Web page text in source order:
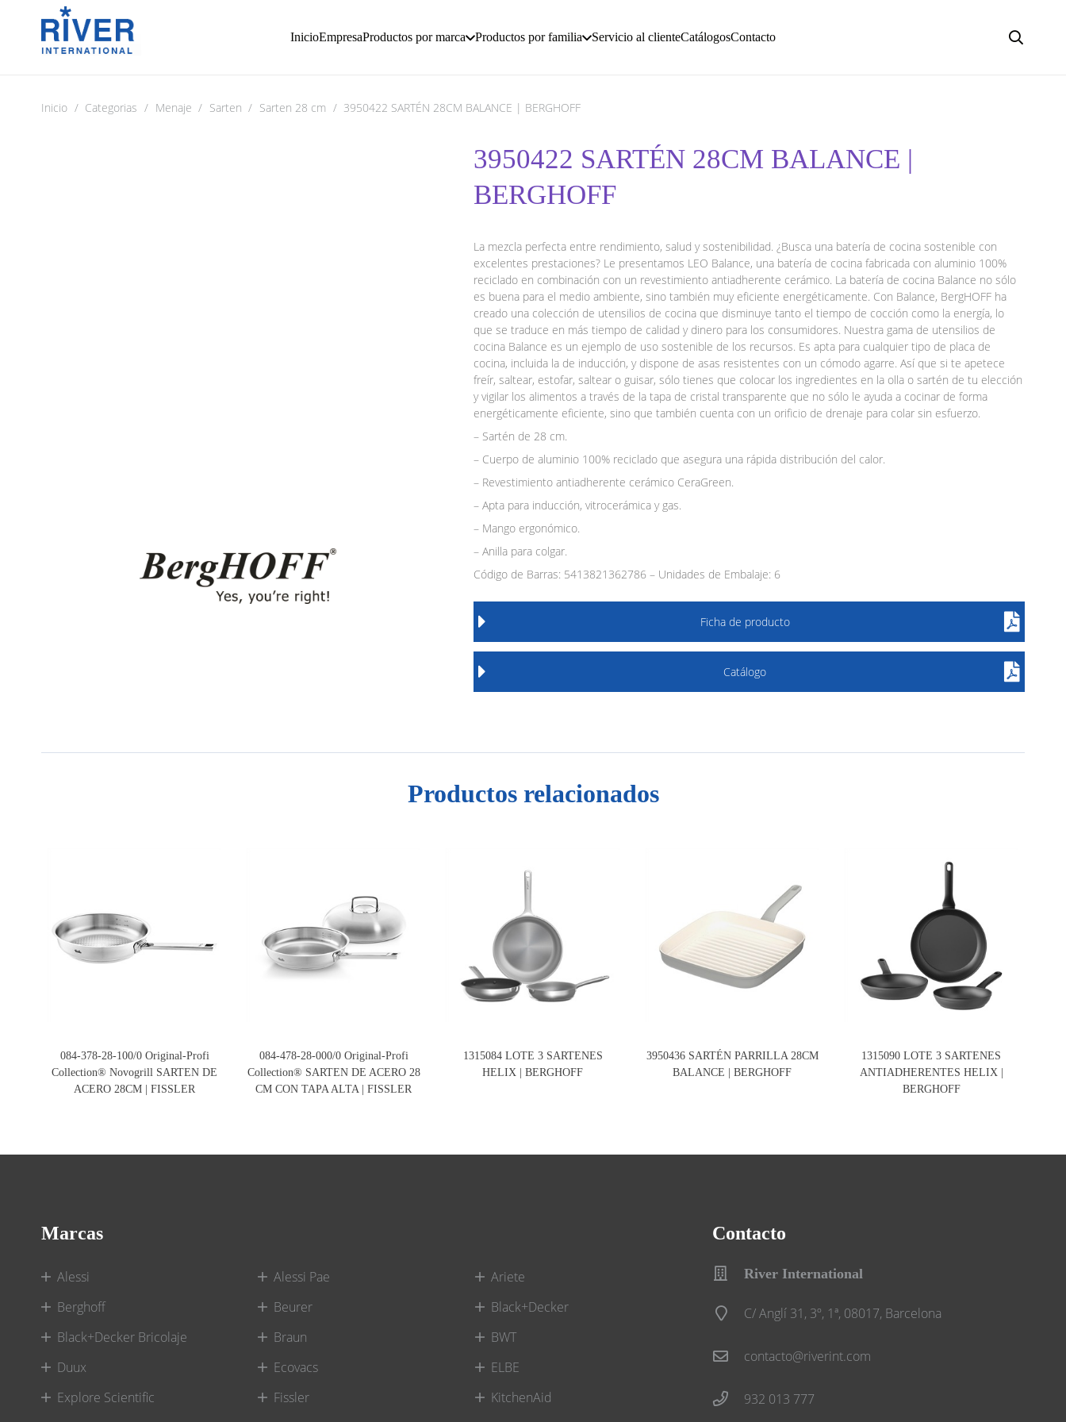
InicioEmpresaProductos por marca Productos por familia Servicio al clienteCatálogosContacto
Inicio / Categorias / Menaje / Sarten / Sarten 28 cm / 3950422 SARTÉN 28CM BALANCE | BERGHOFF
3950422 SARTÉN 28CM BALANCE |
BERGHOFF
La mezcla perfecta entre rendimiento, salud y sostenibilidad. ¿Busca una batería de cocina sostenible con
excelentes prestaciones? Le presentamos LEO Balance, una batería de cocina fabricada con aluminio 100%
reciclado en combinación con un revestimiento antiadherente cerámico. La batería de cocina Balance no sólo
es buena para el medio ambiente, sino también muy eficiente energéticamente. Con Balance, BergHOFF ha
creado una colección de utensilios de cocina que disminuye tanto el tiempo de cocción como la energía, lo
que se traduce en más tiempo de calidad y dinero para los consumidores. Nuestra gama de utensilios de
cocina Balance es un ejemplo de uso sostenible de los recursos. Es apta para cualquier tipo de placa de
cocina, incluida la de inducción, y dispone de asas resistentes con un cómodo agarre. Así que si te apetece
freír, saltear, estofar, saltear o guisar, sólo tienes que colocar los ingredientes en la olla o sartén de tu elección
y vigilar los alimentos a través de la tapa de cristal transparente que no sólo le ayuda a cocinar de forma
energéticamente eficiente, sino que también cuenta con un orificio de drenaje para colar sin esfuerzo.
– Sartén de 28 cm.
– Cuerpo de aluminio 100% reciclado que asegura una rápida distribución del calor.
– Revestimiento antiadherente cerámico CeraGreen.
– Apta para inducción, vitrocerámica y gas.
– Mango ergonómico.
– Anilla para colgar.
Código de Barras: 5413821362786 – Unidades de Embalaje: 6
Ficha de producto
Catálogo
Productos relacionados
084-378-28-100/0 Original-Profi
Collection® Novogrill SARTEN DE
ACERO 28CM | FISSLER
084-478-28-000/0 Original-Profi
Collection® SARTEN DE ACERO 28
CM CON TAPA ALTA | FISSLER
1315084 LOTE 3 SARTENES
HELIX | BERGHOFF
3950436 SARTÉN PARRILLA 28CM
BALANCE | BERGHOFF
1315090 LOTE 3 SARTENES
ANTIADHERENTES HELIX |
BERGHOFF
Marcas
Alessi Alessi Pae
Ariete
Berghoff
Beurer
Black+Decker
Black+Decker Bricolaje
Braun
BWT
Duux
Ecovacs
ELBE
Explore Scientific
Fissler
KitchenAid
Contacto
River International
C/ Anglí 31, 3º, 1ª, 08017, Barcelona
contacto@riverint.com
932 013 777